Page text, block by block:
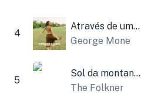
4
Através de uma vida
George Mone
5
Sol da montanha
The Folkner